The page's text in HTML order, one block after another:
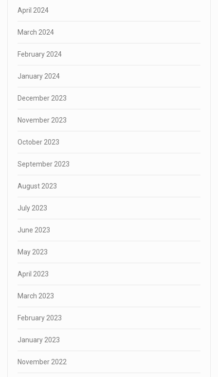
April 2024
March 2024
February 2024
January 2024
December 2023
November 2023
October 2023
September 2023
August 2023
July 2023
June 2023
May 2023
April 2023
March 2023
February 2023
January 2023
November 2022